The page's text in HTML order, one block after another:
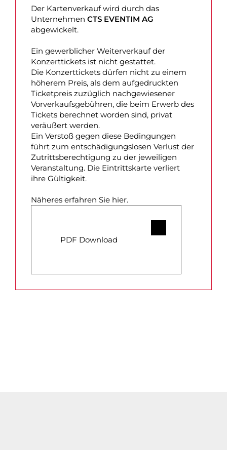
Der Kartenverkauf wird durch das
Unternehmen CTS EVENTIM AG
abgewickelt.
Ein gewerblicher Weiterverkauf der
Konzerttickets ist nicht gestattet.
Die Konzerttickets dürfen nicht zu einem
höherem Preis, als dem aufgedruckten
Ticketpreis zuzüglich nachgewiesener
Vorverkaufsgebühren, die beim Erwerb des
Tickets berechnet worden sind, privat
veräußert werden.
Ein Verstoß gegen diese Bedingungen
führt zum entschädigungslosen Verlust der
Zutrittsberechtigung zu der jeweiligen
Veranstaltung. Die Eintrittskarte verliert
ihre Gültigkeit.
Näheres erfahren Sie hier.
PDF Download